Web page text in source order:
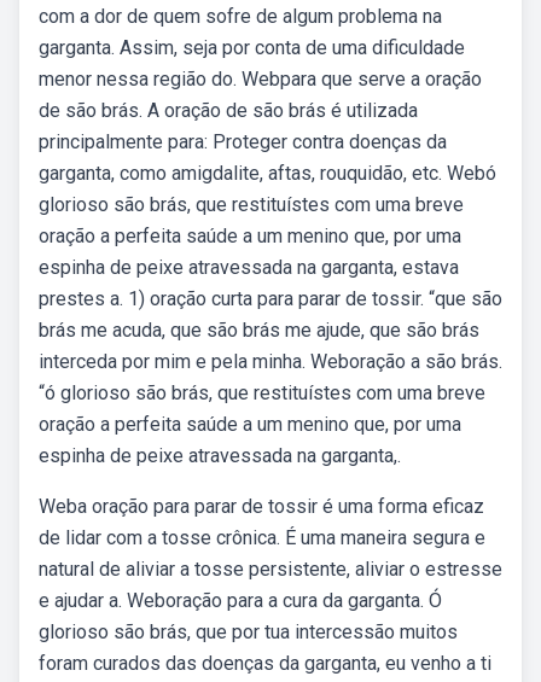
com a dor de quem sofre de algum problema na
garganta. Assim, seja por conta de uma dificuldade
menor nessa região do. Webpara que serve a oração
de são brás. A oração de são brás é utilizada
principalmente para: Proteger contra doenças da
garganta, como amigdalite, aftas, rouquidão, etc. Webó
glorioso são brás, que restituístes com uma breve
oração a perfeita saúde a um menino que, por uma
espinha de peixe atravessada na garganta, estava
prestes a. 1) oração curta para parar de tossir. “que são
brás me acuda, que são brás me ajude, que são brás
interceda por mim e pela minha. Weboração a são brás.
“ó glorioso são brás, que restituístes com uma breve
oração a perfeita saúde a um menino que, por uma
espinha de peixe atravessada na garganta,.
Weba oração para parar de tossir é uma forma eficaz
de lidar com a tosse crônica. É uma maneira segura e
natural de aliviar a tosse persistente, aliviar o estresse
e ajudar a. Weboração para a cura da garganta. Ó
glorioso são brás, que por tua intercessão muitos
foram curados das doenças da garganta, eu venho a ti